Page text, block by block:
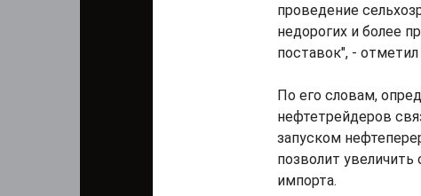
проведение
недорогих и более
поставок", -
По его словам,
нефтетрейдеров
запуском
позволит
импорта.